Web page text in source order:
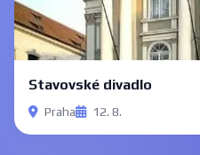
Stavovské divadlo
Praha 12. 8.